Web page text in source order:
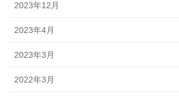
2023年12月
2023年4月
2023年3月
2022年3月